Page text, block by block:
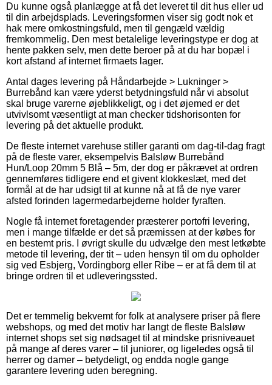
Du kunne også planlægge at få det leveret til dit hus eller ud
til din arbejdsplads. Leveringsformen viser sig godt nok et
hak mere omkostningsfuld, men til gengæld vældig
fremkommelig. Den mest betalelige leveringstype er dog at
hente pakken selv, men dette beroer på at du har bopæl i
kort afstand af internet firmaets lager.
Antal dages levering på Håndarbejde > Lukninger >
Burrebånd kan være yderst betydningsfuld når vi absolut
skal bruge varerne øjeblikkeligt, og i det øjemed er det
utvivlsomt væsentligt at man checker tidshorisonten for
levering på det aktuelle produkt.
De fleste internet varehuse stiller garanti om dag-til-dag fragt
på de fleste varer, eksempelvis Balsløw Burrebånd
Hun/Loop 20mm 5 Blå – 5m, der dog er påkrævet at ordren
gennemføres tidligere end et givent klokkeslæt, med det
formål at de har udsigt til at kunne nå at få de nye varer
afsted forinden lagermedarbejderne holder fyraften.
Nogle få internet foretagender præsterer portofri levering,
men i mange tilfælde er det så præmissen at der købes for
en bestemt pris. I øvrigt skulle du udvælge den mest letkøbte
metode til levering, der tit – uden hensyn til om du opholder
sig ved Esbjerg, Vordingborg eller Ribe – er at få dem til at
bringe ordren til et udleveringssted.
Det er temmelig bekvemt for folk at analysere priser på flere
webshops, og med det motiv har langt de fleste Balsløw
internet shops set sig nødsaget til at mindske prisniveauet
på mange af deres varer – til juniorer, og ligeledes også til
herrer og damer – betydeligt, og endda nogle gange
garantere levering uden beregning.